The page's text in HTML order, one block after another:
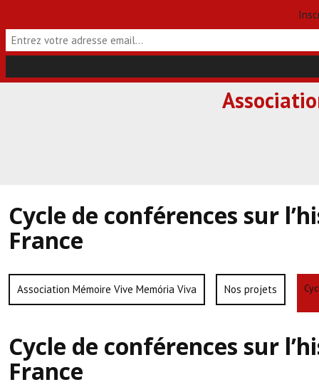
Cycle de conférences sur
France
Association Mémoire Vive Memória Viva Nos projets
Cycle de conférences sur
France